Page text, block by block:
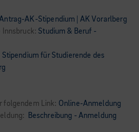
AK-Stipendium | AK Vorarlberg
Studium & Beruf -
Stipendium für Studierende des
folgendem Link: Online-Anmeldung
Beschreibung - Anmeldung